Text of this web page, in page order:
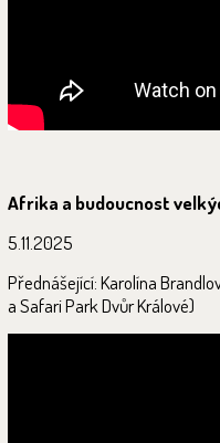
Afrika a budoucnost
5.11.2025
Přednášející: Karolína
a Safari Park Dvůr Králové)